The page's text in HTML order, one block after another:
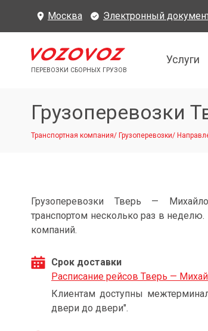
Москва Электронный
ПЕРЕВОЗКИ СБОРНЫХ ГРУЗОВ
Услуги
Грузоперевозки
Транспортная компания/ Грузоперевозки/
Грузоперевозки Тверь —
транспортом несколько раз в
компаний.
Срок доставки
Расписание рейсов Тверь —
Клиентам доступны
двери до двери".